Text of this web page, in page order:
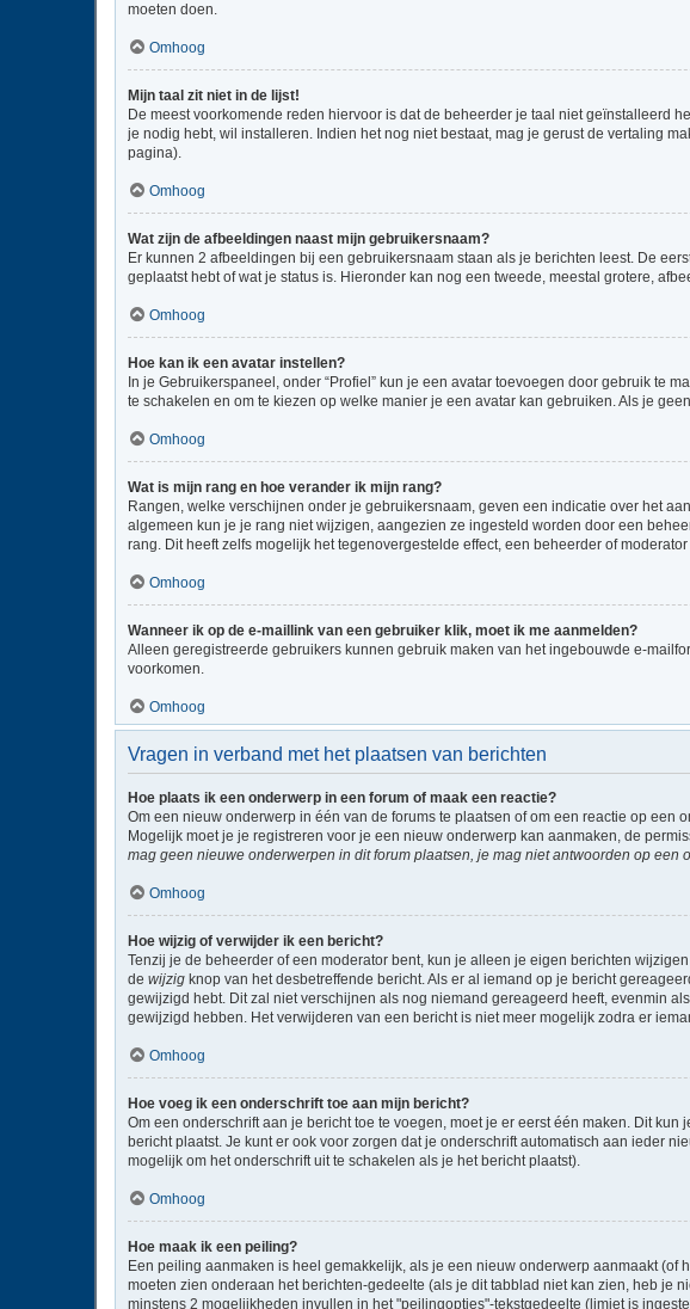
moeten doen.
Omhoog
Mijn taal zit niet in de lijst!
De meest voorkomende reden hiervoor is dat de beheerder je taal niet geïnstalleerd
je nodig hebt, wil installeren. Indien het nog niet bestaat, mag je gerust de vertaling
pagina).
Omhoog
Wat zijn de afbeeldingen naast mijn gebruikersnaam?
Er kunnen 2 afbeeldingen bij een gebruikersnaam staan als je berichten leest. De
geplaatst hebt of wat je status is. Hieronder kan nog een tweede, meestal grotere,
Omhoog
Hoe kan ik een avatar instellen?
In je Gebruikerspaneel, onder “Profiel” kun je een avatar toevoegen door gebruik te
te schakelen en om te kiezen op welke manier je een avatar kan gebruiken. Als je
Omhoog
Wat is mijn rang en hoe verander ik mijn rang?
Rangen, welke verschijnen onder je gebruikersnaam, geven een indicatie over het
algemeen kun je je rang niet wijzigen, aangezien ze ingesteld worden door een
rang. Dit heeft zelfs mogelijk het tegenovergestelde effect, een beheerder of
Omhoog
Wanneer ik op de e-maillink van een gebruiker klik, moet ik me aanmelden?
Alleen geregistreerde gebruikers kunnen gebruik maken van het ingebouwde e-
voorkomen.
Omhoog
Vragen in verband met het plaatsen van berichten
Hoe plaats ik een onderwerp in een forum of maak een reactie?
Om een nieuw onderwerp in één van de forums te plaatsen of om een reactie op
Mogelijk moet je je registreren voor je een nieuw onderwerp kan aanmaken, de
mag geen nieuwe onderwerpen in dit forum plaatsen, je mag niet antwoorden op een
Omhoog
Hoe wijzig of verwijder ik een bericht?
Tenzij je de beheerder of een moderator bent, kun je alleen je eigen berichten
de wijzig knop van het desbetreffende bericht. Als er al iemand op je bericht
gewijzigd hebt. Dit zal niet verschijnen als nog niemand gereageerd heeft, evenmin
gewijzigd hebben. Het verwijderen van een bericht is niet meer mogelijk zodra er
Omhoog
Hoe voeg ik een onderschrift toe aan mijn bericht?
Om een onderschrift aan je bericht toe te voegen, moet je er eerst één maken. Dit
bericht plaatst. Je kunt er ook voor zorgen dat je onderschrift automatisch aan ieder
mogelijk om het onderschrift uit te schakelen als je het bericht plaatst).
Omhoog
Hoe maak ik een peiling?
Een peiling aanmaken is heel gemakkelijk, als je een nieuw onderwerp aanmaakt
moeten zien onderaan het berichten-gedeelte (als je dit tabblad niet kan zien, heb je
minstens 2 mogelijkheden invullen in het "peilingopties"-tekstgedeelte (limiet is